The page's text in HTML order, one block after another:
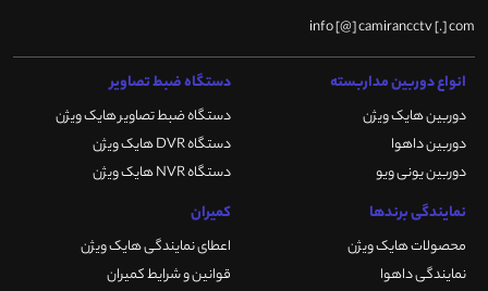
info [@] camirancctv [.] com
انواع دوربین مداربسته
دوربین هایک ویژن
دوربین داهوا
دوربین یونی ویو
دستگاه ضبط تصاویر
دستگاه ضبط تصاویر هایک ویژن
دستگاه DVR هایک ویژن
دستگاه NVR هایک ویژن
نمایندگی برندها
محصولات هایک ویژن
نمایندگی داهوا
کمیران
اعطای نمایندگی هایک ویژن
قوانین و شرایط کمیران